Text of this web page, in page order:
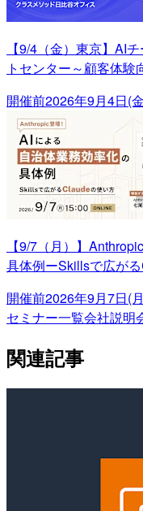
【9/4（金）東京】AI
トセンター～顧客体
開催前2026年9月4日(
【9/7（月）】
具体例ーSkillsで広が
開催前2026年9月7日(
セミナー一覧会社説明
関連記事